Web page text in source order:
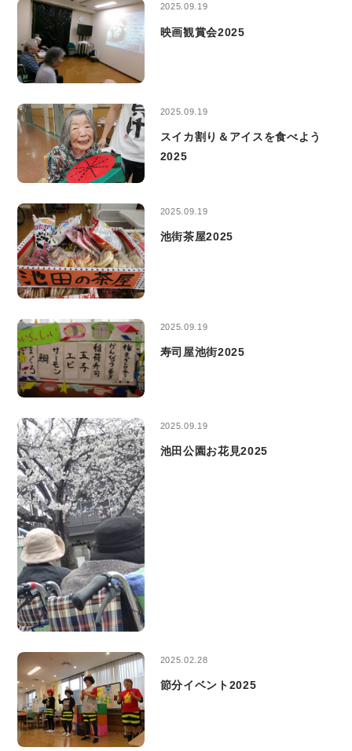
映画観賞会2025
2025.09.19
スイカ割り＆アイスを食べよう
2025
2025.09.19
池街茶屋2025
2025.09.19
寿司屋池街2025
2025.09.19
池田公園お花見2025
2025.09.19
節分イベント2025
2025.02.28